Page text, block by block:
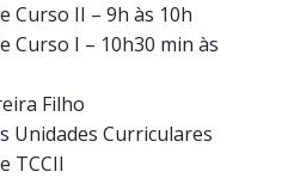
Curso II – 9h às 10h
Curso I – 10h30 min às
Filho
Unidades Curriculares
TCCII